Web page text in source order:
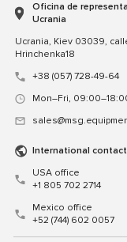
Oficina de
Ucrania
Ucrania, Kiev 03039,
Hrinchenka18
+38 (057) 728-49-64
Mon–Fri,
International
USA office
+1 805 702 2714
Mexico office
+52 (744) 602 0057